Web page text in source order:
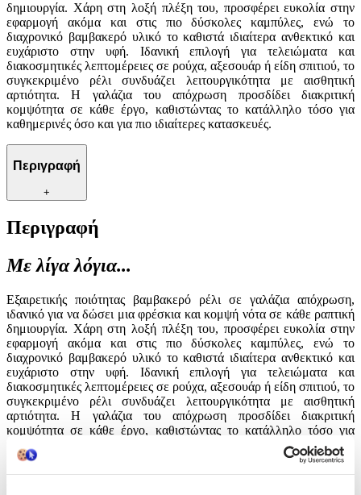
δημιουργία. Χάρη στη λοξή πλέξη του, προσφέρει ευκολία στην
εφαρμογή ακόμα και στις πιο δύσκολες καμπύλες, ενώ το
διαχρονικό βαμβακερό υλικό το καθιστά ιδιαίτερα ανθεκτικό και
ευχάριστο στην υφή. Ιδανική επιλογή για τελειώματα και
διακοσμητικές λεπτομέρειες σε ρούχα, αξεσουάρ ή είδη σπιτιού, το
συγκεκριμένο ρέλι συνδυάζει λειτουργικότητα με αισθητική
αρτιότητα. Η γαλάζια του απόχρωση προσδίδει διακριτική
κομψότητα σε κάθε έργο, καθιστώντας το κατάλληλο τόσο για
καθημερινές όσο και για πιο ιδιαίτερες κατασκευές.
Περιγραφή
+
Περιγραφή
Με λίγα λόγια...
Εξαιρετικής ποιότητας βαμβακερό ρέλι σε γαλάζια απόχρωση,
ιδανικό για να δώσει μια φρέσκια και κομψή νότα σε κάθε ραπτική
δημιουργία. Χάρη στη λοξή πλέξη του, προσφέρει ευκολία στην
εφαρμογή ακόμα και στις πιο δύσκολες καμπύλες, ενώ το
διαχρονικό βαμβακερό υλικό το καθιστά ιδιαίτερα ανθεκτικό και
ευχάριστο στην υφή. Ιδανική επιλογή για τελειώματα και
διακοσμητικές λεπτομέρειες σε ρούχα, αξεσουάρ ή είδη σπιτιού, το
συγκεκριμένο ρέλι συνδυάζει λειτουργικότητα με αισθητική
αρτιότητα. Η γαλάζια του απόχρωση προσδίδει διακριτική
κομψότητα σε κάθε έργο, καθιστώντας το κατάλληλο τόσο για
Χαρακτηριστικά